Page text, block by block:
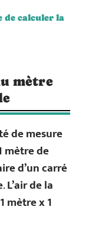
de calculer la
mètre
de mesure
mètre de
d’un carré
.L’air de la
mètre x 1